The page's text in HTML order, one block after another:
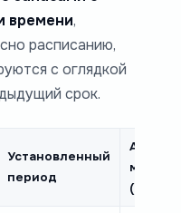
времени,
расписанию,
с оглядкой
срок.
Установленный
период
модель